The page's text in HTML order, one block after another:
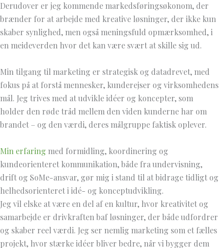
Derudover er jeg kommende markedsføringsøkonom, der
brænder for at arbejde med kreative løsninger, der ikke kun
skaber synlighed, men også meningsfuld opmærksomhed, i
en meideverden hvor det kan være svært at skille sig ud.
Min tilgang til marketing er strategisk og datadrevet, med
fokus på at forstå mennesker, kunderejser og virksomhedens
mål. Jeg trives med at udvikle idéer og koncepter, som
holder den røde tråd mellem den viden kunderne har om
brandet – og den værdi, deres målgruppe faktisk oplever.
Min erfaring med formidling, koordinering og
kundeorienteret kommunikation, både fra undervisning,
drift og SoMe-ansvar, gør mig i stand til at bidrage tidligt og
helhedsorienteret i idé- og konceptudvikling.
Jeg vil elske at være en del af en kultur, hvor kreativitet og
samarbejde er drivkraften baf løsninger, der både udfordrer
og skaber reel værdi. Jeg ser nemlig marketing som et fælles
projekt, hvor stærke idéer bliver bedre, når vi bygger dem